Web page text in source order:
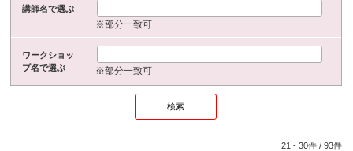
講師名で選ぶ
※部分一致可
ワークショッ
プ名で選ぶ
※部分一致可
21 -30件 /93件